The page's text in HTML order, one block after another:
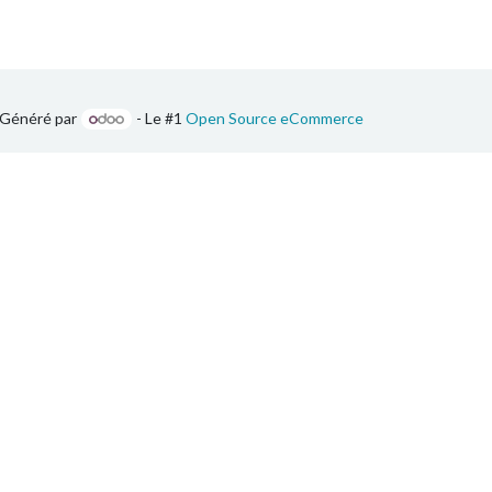
Généré par - Le #1 Open Source eCommerce